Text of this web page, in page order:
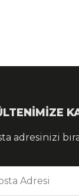
adresinizi
Adresi